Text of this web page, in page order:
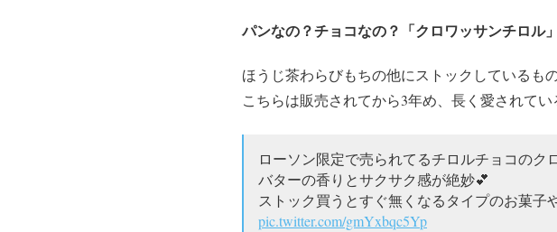
パンなの？チョコなの？「クロワッサンチロル」
ほうじ茶わらびもちの他にストックしているも
こちらは販売されてから3年め、長く愛されてい
ローソン限定で売られてるチロルチョコのク
バターの香りとサクサク感が絶妙💕
ストック買うとすぐ無くなるタイプのお菓子
pic.twitter.com/gmYxbqc5Yp